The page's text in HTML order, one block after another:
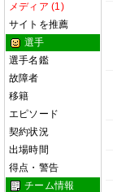
メディア (1)
サイトを推薦
選手
選手名鑑
故障者
移籍
エピソード
契約状況
出場時間
得点・警告
チーム情報